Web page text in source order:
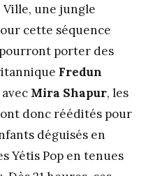
Ville, une jungle
cette séquence
porter des
Fredun
Mira Shapur, les
donc réédités pour
déguisés en
Yétis Pop en tenues